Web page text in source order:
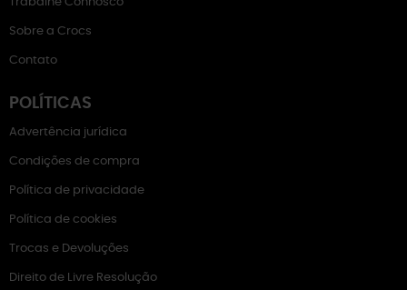
Sobre a Crocs
Contato
POLÍTICAS
Advertência jurídica
Condições de compra
Política de privacidade
Política de cookies
Trocas e Devoluções
Direito de Livre Resolução